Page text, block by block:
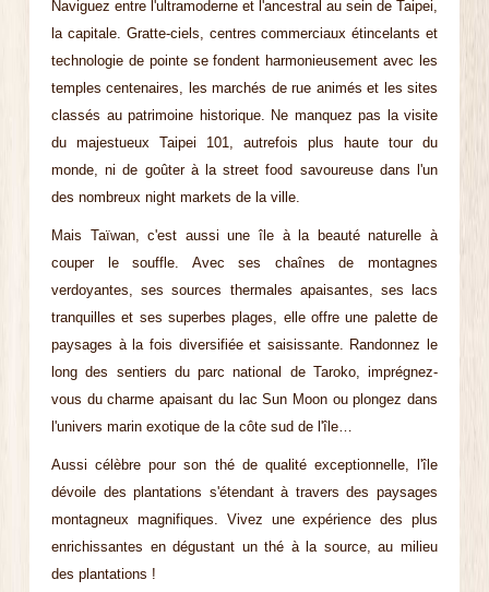
Naviguez entre l'ultramoderne et l'ancestral au sein de Taipei,
la capitale. Gratte-ciels, centres commerciaux étincelants et
technologie de pointe se fondent harmonieusement avec les
temples centenaires, les marchés de rue animés et les sites
classés au patrimoine historique. Ne manquez pas la visite
du majestueux Taipei 101, autrefois plus haute tour du
monde, ni de goûter à la street food savoureuse dans l'un
des nombreux night markets de la ville.
Mais Taïwan, c'est aussi une île à la beauté naturelle à
couper le souffle. Avec ses chaînes de montagnes
verdoyantes, ses sources thermales apaisantes, ses lacs
tranquilles et ses superbes plages, elle offre une palette de
paysages à la fois diversifiée et saisissante. Randonnez le
long des sentiers du parc national de Taroko, imprégnez-
vous du charme apaisant du lac Sun Moon ou plongez dans
l'univers marin exotique de la côte sud de l'île…
Aussi célèbre pour son thé de qualité exceptionnelle, l'île
dévoile des plantations s'étendant à travers des paysages
montagneux magnifiques. Vivez une expérience des plus
enrichissantes en dégustant un thé à la source, au milieu
des plantations !